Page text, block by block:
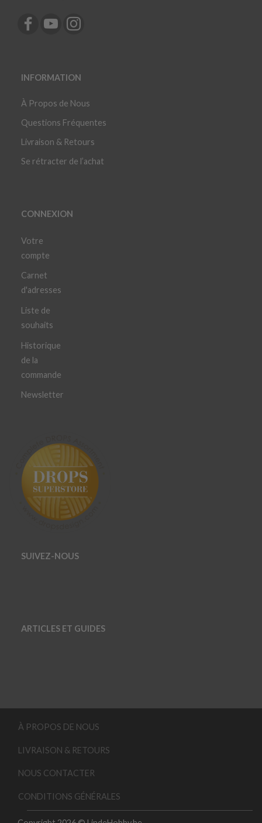
INFORMATION
À Propos de Nous
Questions Fréquentes
Livraison & Retours
Se rétracter de l’achat
CONNEXION
Votre
compte
Carnet
d'adresses
Liste de
souhaits
Historique
de la
commande
Newsletter
SUIVEZ-NOUS
ARTICLES ET GUIDES
À PROPOS DE NOUS
LIVRAISON & RETOURS
NOUS CONTACTER
CONDITIONS GÉNÉRALES